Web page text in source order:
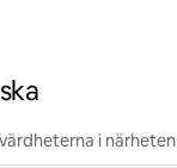
i närheten